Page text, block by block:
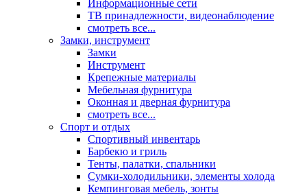
Информационные сети
ТВ принадлежности, видеонаблюдение
смотреть все...
Замки, инструмент
Замки
Инструмент
Крепежные материалы
Мебельная фурнитура
Оконная и дверная фурнитура
смотреть все...
Спорт и отдых
Спортивный инвентарь
Барбекю и гриль
Тенты, палатки, спальники
Сумки-холодильники, элементы холода
Кемпинговая мебель, зонты